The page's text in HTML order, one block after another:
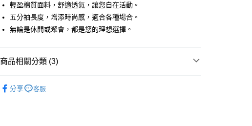
悠遊付
Google Pay
【關於「AFTEE先享後付」】
輕盈棉質面料，舒適透氣，讓您自在活動。
五分袖長度，增添時尚感，適合各種場合。
無論是休閒或聚會，都是您的理想選擇。
商品相關分類 (3)
分享 客服